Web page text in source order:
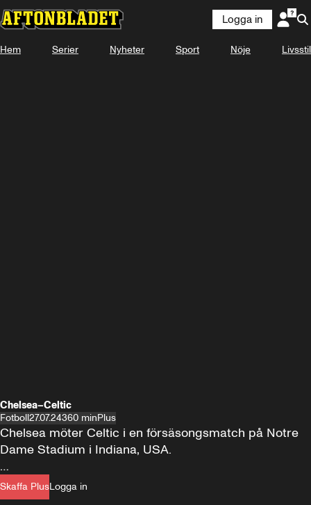
Logga in
Hem Serier Nyheter Sport Nöje Livsstil
Chelsea–Celtic
Fotboll27.07.24360 minPlus
Skaffa PlusLogga in
Chelsea möter Celtic i en försäsongsmatch på Notre
Dame Stadium i Indiana, USA.
Se matchen med Plus!